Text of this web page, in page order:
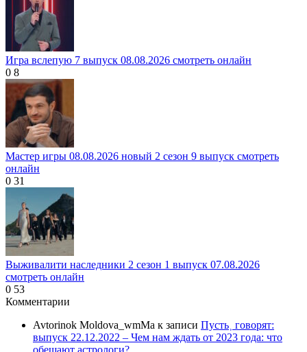
Игра вслепую 7 выпуск 08.08.2026 смотреть онлайн
0 8
Мастер игры 08.08.2026 новый 2 сезон 9 выпуск смотреть
онлайн
0 31
Выживалити наследники 2 сезон 1 выпуск 07.08.2026
смотреть онлайн
0 53
Комментарии
Avtorinok Moldova_wmMa к записи Пусть˲ говорят:
выпуск 22.12.2022 – Чем нам ждать от 2023 года: что
обещают астрологи?